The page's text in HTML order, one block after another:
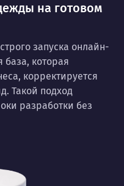
на готовом
запуска онлайн-
база, которая
корректируется
Такой подход
разработки без